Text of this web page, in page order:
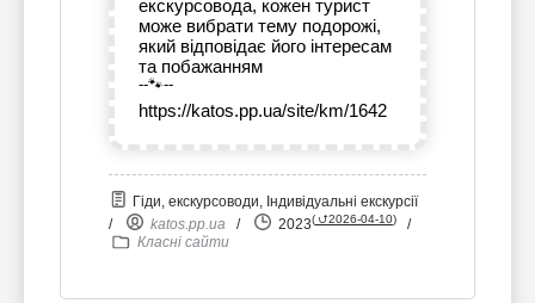
екскурсовода, кожен турист
може вибрати тему подорожі,
який відповідає його інтересам
та побажанням
--🐾--
https://katos.pp.ua/site/km/1642
Гіди, екскурсоводи, Індивідуальні екскурсії
/
katos.pp.ua / 2023( ⮍2026-04-10)
/
Класні сайти